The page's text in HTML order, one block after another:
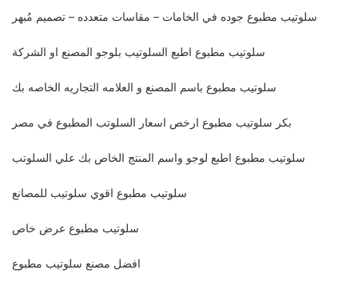
سلوتيب مطبوع جوده في الخامات – مقاسات متعدده – تصميم مُبهر
سلوتيب مطبوع اطبع السلوتيب بلوجو المصنع او الشركة
سلوتيب مطبوع باسم المصنع و العلامه التجاريه الخاصه بك
بكر سلوتيب مطبوع ارخص اسعار السلوتب المطبوع في مصر
سلوتيب مطبوع اطبع لوجو واسم المنتج الخاص بك علي السلوتب
سلوتيب مطبوع اقوي سلوتيب للمصانع
سلوتيب مطبوع عرض خاص
افضل مصنع سلوتيب مطبوع